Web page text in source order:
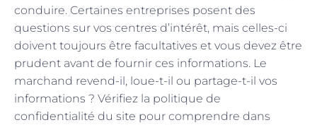
conduire. Certaines entreprises posent des
questions sur vos centres d’intérêt, mais celles-ci
doivent toujours être facultatives et vous devez être
prudent avant de fournir ces informations. Le
marchand revend-il, loue-t-il ou partage-t-il vos
informations ? Vérifiez la politique de
confidentialité du site pour comprendre dans